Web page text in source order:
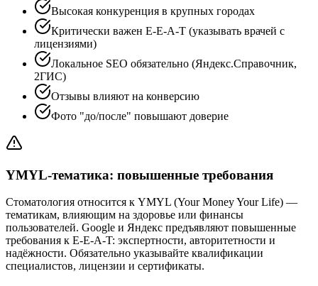
Высокая конкуренция в крупных городах
Критически важен E-E-A-T (указывать врачей с
лицензиями)
Локальное SEO обязательно (Яндекс.Справочник,
2ГИС)
Отзывы влияют на конверсию
Фото "до/после" повышают доверие
YMYL-тематика: повышенные требования
Стоматология относится к YMYL (Your Money Your Life) —
тематикам, влияющим на здоровье или финансы
пользователей. Google и Яндекс предъявляют повышенные
требования к E-E-A-T: экспертности, авторитетности и
надёжности. Обязательно указывайте квалификации
специалистов, лицензии и сертификаты.